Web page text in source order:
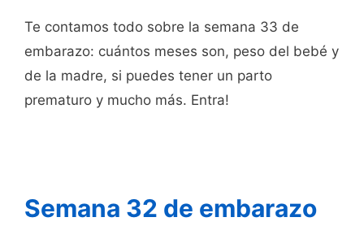
Te contamos todo sobre la semana 33 de
embarazo: cuántos meses son, peso del bebé y
de la madre, si puedes tener un parto
prematuro y mucho más. Entra!
Semana 32 de embarazo